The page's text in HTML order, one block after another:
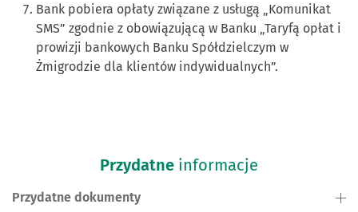
Bank pobiera opłaty związane z usługą „Komunikat
SMS” zgodnie z obowiązującą w Banku „Taryfą opłat i
prowizji bankowych Banku Spółdzielczym w
Żmigrodzie dla klientów indywidualnych”.
Przydatne informacje
Przydatne dokumenty